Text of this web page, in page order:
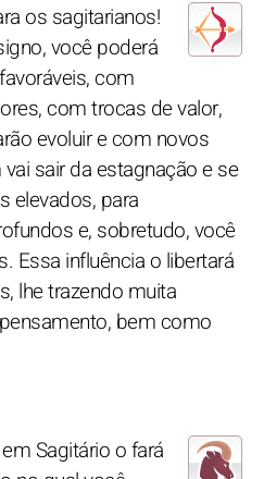
os sagitarianos!
você poderá
com
com trocas de valor,
evoluir e com novos
sair da estagnação e se
elevados, para
e, sobretudo, você
Essa influência o libertará
lhe trazendo muita
bem como
Sagitário o fará